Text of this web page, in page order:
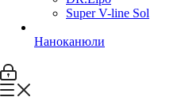
Super V-line Sol
Наноканюли